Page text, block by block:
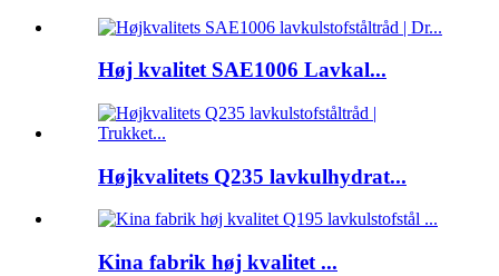
Høj kvalitet SAE1006 Lavkal...
Højkvalitets Q235 lavkulhydrat...
Kina fabrik høj kvalitet ...